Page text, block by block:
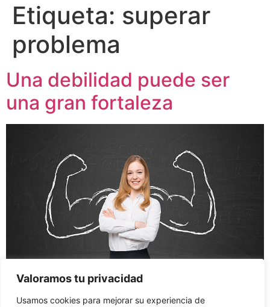
Valoramos tu privacidad
Usamos cookies para mejorar su experiencia de
Etiqueta: superar
problema
Una debilidad puede ser
una gran fortaleza